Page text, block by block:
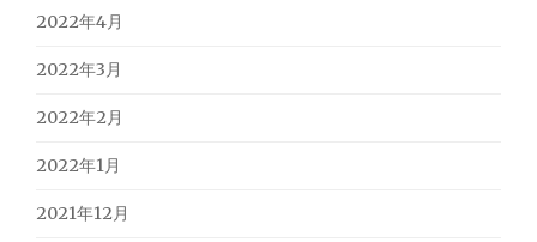
2022年4月
2022年3月
2022年2月
2022年1月
2021年12月